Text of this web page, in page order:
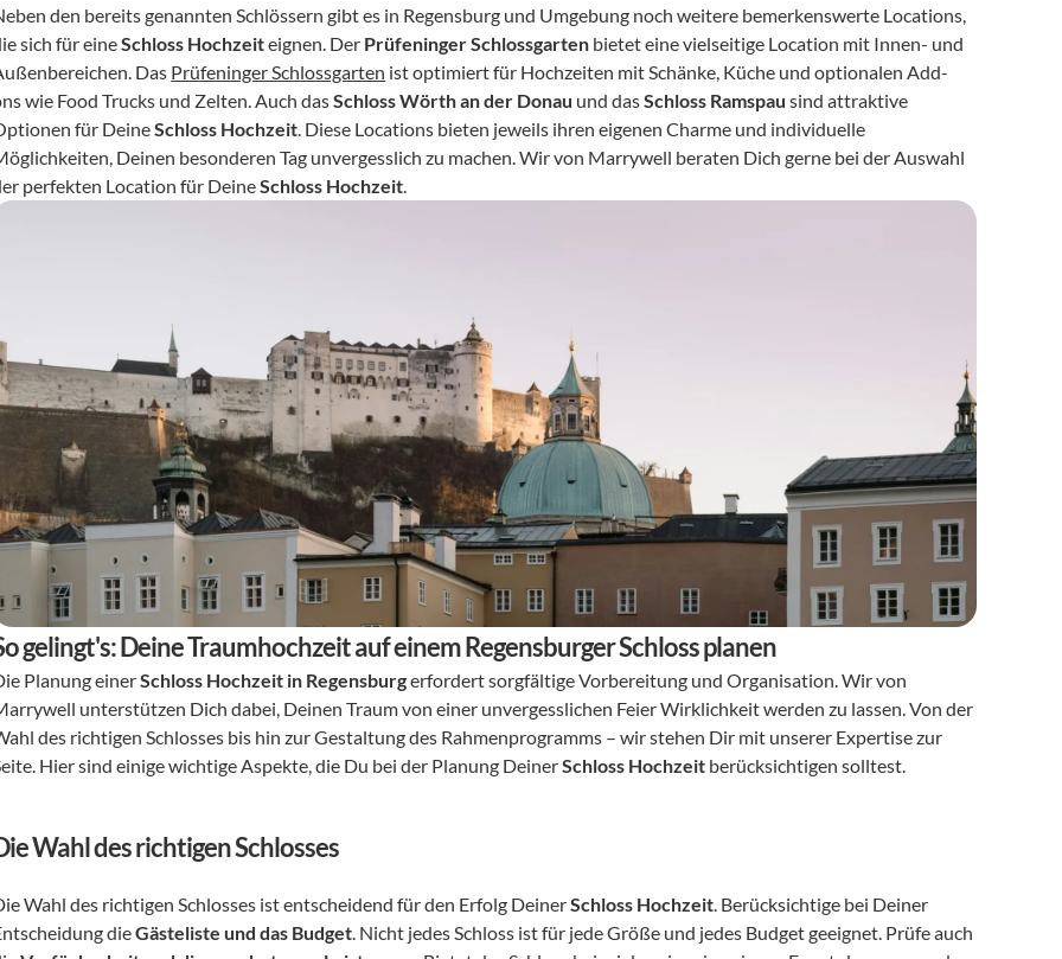
den bereits genannten Schlössern gibt es in Regensburg und Umgebung noch weitere bemerkenswerte Locations,
sich für eine Schloss Hochzeit eignen. Der Prüfeninger Schlossgarten bietet eine vielseitige Location mit Innen- und
Das Prüfeninger Schlossgarten ist optimiert für Hochzeiten mit Schänke, Küche und optionalen Add-
wie Food Trucks und Zelten. Auch das Schloss Wörth an der Donau und das Schloss Ramspau sind attraktive
für Deine Schloss Hochzeit. Diese Locations bieten jeweils ihren eigenen Charme und individuelle
Deinen besonderen Tag unvergesslich zu machen. Wir von Marrywell beraten Dich gerne bei der Auswahl
perfekten Location für Deine Schloss Hochzeit.
gelingt's: Deine Traumhochzeit auf einem Regensburger Schloss planen
Planung einer Schloss Hochzeit in Regensburg erfordert sorgfältige Vorbereitung und Organisation. Wir von
unterstützen Dich dabei, Deinen Traum von einer unvergesslichen Feier Wirklichkeit werden zu lassen. Von der
des richtigen Schlosses bis hin zur Gestaltung des Rahmenprogramms – wir stehen Dir mit unserer Expertise zur
Hier sind einige wichtige Aspekte, die Du bei der Planung Deiner Schloss Hochzeit berücksichtigen solltest.
Wahl des richtigen Schlosses
Wahl des richtigen Schlosses ist entscheidend für den Erfolg Deiner Schloss Hochzeit. Berücksichtige bei Deiner
die Gästeliste und das Budget. Nicht jedes Schloss ist für jede Größe und jedes Budget geeignet. Prüfe auch